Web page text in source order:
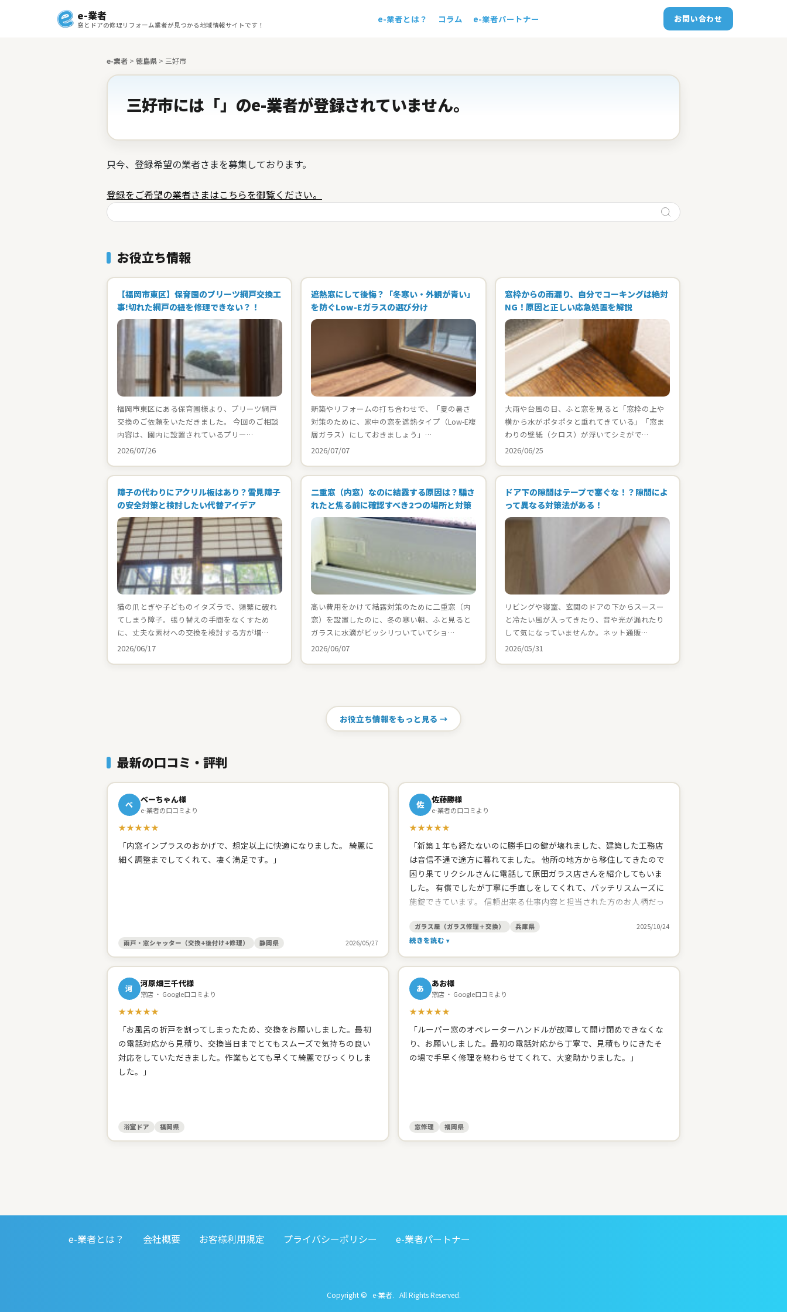
e-業者
窓とドアの修理リフォーム業者が見つかる地域情報サイトです！
e-業者とは？ コラム e-業者パートナー お問い合わせ
e-業者 > 徳島県 > 三好市
三好市には「」のe-業者が登録されていません。
只今、登録希望の業者さまを募集しております。
登録をご希望の業者さまはこちらを御覧ください。
お役立ち情報
【福岡市東区】保育園のプリーツ網戸交換工
事!切れた網戸の紐を修理できない？！
福岡市東区にある保育園様より、プリーツ網戸
交換のご依頼をいただきました。 今回のご相談
内容は、園内に設置されているプリー…
2026/07/26
遮熱窓にして後悔？「冬寒い・外観が青い」
を防ぐLow-Eガラスの選び分け
新築やリフォームの打ち合わせで、「夏の暑さ
対策のために、家中の窓を遮熱タイプ（Low-E複
層ガラス）にしておきましょう」…
2026/07/07
窓枠からの雨漏り、自分でコーキングは絶対
NG！原因と正しい応急処置を解説
大雨や台風の日、ふと窓を見ると「窓枠の上や
横から水がポタポタと垂れてきている」「窓ま
わりの壁紙（クロス）が浮いてシミがで…
2026/06/25
障子の代わりにアクリル板はあり？雪見障子
の安全対策と検討したい代替アイデア
猫の爪とぎや子どものイタズラで、頻繁に破れ
てしまう障子。張り替えの手間をなくすため
に、丈夫な素材への交換を検討する方が増…
2026/06/17
二重窓（内窓）なのに結露する原因は？騙さ
れたと焦る前に確認すべき2つの場所と対策
高い費用をかけて結露対策のために二重窓（内
窓）を設置したのに、冬の寒い朝、ふと見ると
ガラスに水滴がビッシリついていてショ…
2026/06/07
ドア下の隙間はテープで塞ぐな！？隙間によ
って異なる対策法がある！
リビングや寝室、玄関のドアの下からスースー
と冷たい風が入ってきたり、音や光が漏れたり
して気になっていませんか。ネット通販…
2026/05/31
お役立ち情報をもっと見る →
最新の口コミ・評判
べ べーちゃん様
e-業者の口コミより
★★★★★
「内窓インプラスのおかげで、想定以上に快適になりました。 綺麗に
細く調整までしてくれて、凄く満足です。」
雨戸・窓シャッター（交換+後付け+修理） 静岡県 2026/05/27
佐 佐藤勝様
e-業者の口コミより
★★★★★
「新築１年も経たないのに勝手口の鍵が壊れました、建築した工務店
は音信不通で途方に暮れてました。 他所の地方から移住してきたので
困り果てリクシルさんに電話して原田ガラス店さんを紹介してもいま
した。 有償でしたが丁寧に手直しをしてくれて、バッチリスムーズに
施錠できています。 信頼出来る仕事内容と担当された方のお人柄だっ
頂きました。開け締めの調子の悪いとこも相談すると丁寧に見てくれ
ました。 建築した工務店みたいに手抜きはしない、しっかりと仕事を
してくれます。 台所シンクのことも対応してくれるし。心強いお店だ
ガラス屋（ガラス修理＋交換） 兵庫県 2025/10/24
続きを読む
河 河原畑三千代様
窓店 ・ Google口コミより
★★★★★
「お風呂の折戸を割ってしまったため、交換をお願いしました。最初
の電話対応から見積り、交換当日までとてもスムーズで気持ちの良い
対応をしていただきました。作業もとても早くて綺麗でびっくりしま
した。」
浴室ドア 福岡県
あ あお様
窓店 ・ Google口コミより
★★★★★
「ルーパー窓のオペレーターハンドルが故障して開け閉めできなくな
り、お願いしました。最初の電話対応から丁寧で、見積もりにきたそ
の場で手早く修理を終わらせてくれて、大変助かりました。」
窓修理 福岡県
e-業者とは？ 会社概要 お客様利用規定 プライバシーポリシー e-業者パートナー
Copyright © e-業者. All Rights Reserved.